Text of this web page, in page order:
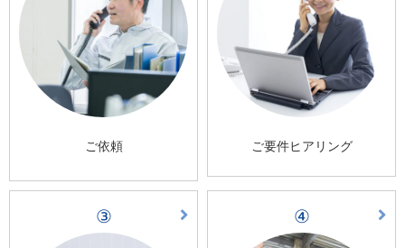
ご依頼 ご要件ヒアリング
③ ④